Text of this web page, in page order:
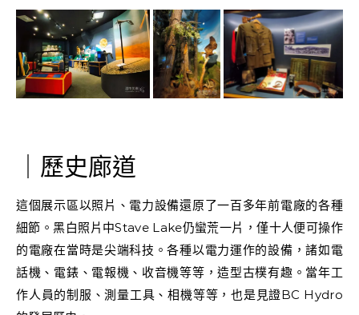
｜歷史廊道
這個展示區以照片、電力設備還原了一百多年前電廠的各種
細節。黑白照片中Stave Lake仍蠻荒一片，僅十人便可操作
的電廠在當時是尖端科技。各種以電力運作的設備，諸如電
話機、電錶、電報機、收音機等等，造型古樸有趣。當年工
作人員的制服、測量工具、相機等等，也是見證BC Hydro